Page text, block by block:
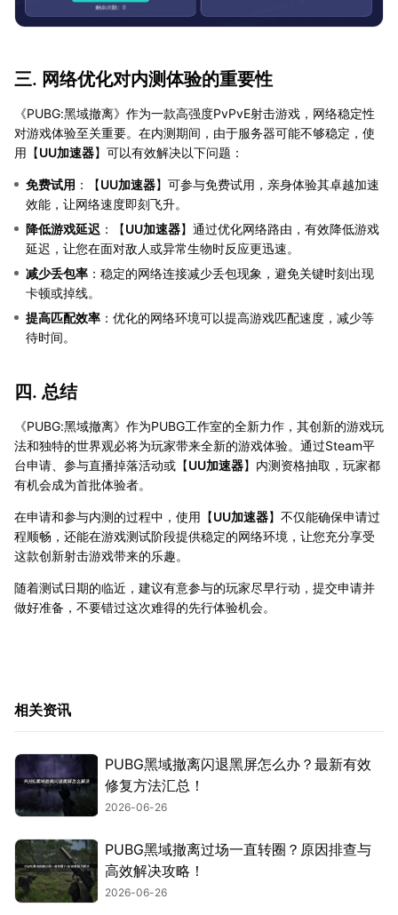
三. 网络优化对内测体验的重要性
《PUBG:黑域撤离》作为一款高强度PvPvE射击游戏，网络稳定性
对游戏体验至关重要。在内测期间，由于服务器可能不够稳定，使
用【UU加速器】可以有效解决以下问题：
免费试用 ：【UU加速器】可参与免费试用，亲身体验其卓越加速
效能，让网络速度即刻飞升。
降低游戏延迟 ：【UU加速器】通过优化网络路由，有效降低游戏
延迟，让您在面对敌人或异常生物时反应更迅速。
减少丢包率 ：稳定的网络连接减少丢包现象，避免关键时刻出现
卡顿或掉线。
提高匹配效率 ：优化的网络环境可以提高游戏匹配速度，减少等
待时间。
四. 总结
《PUBG:黑域撤离》作为PUBG工作室的全新力作，其创新的游戏玩
法和独特的世界观必将为玩家带来全新的游戏体验。通过Steam平
台申请、参与直播掉落活动或【UU加速器】内测资格抽取，玩家都
有机会成为首批体验者。
在申请和参与内测的过程中，使用【UU加速器】不仅能确保申请过
程顺畅，还能在游戏测试阶段提供稳定的网络环境，让您充分享受
这款创新射击游戏带来的乐趣。
随着测试日期的临近，建议有意参与的玩家尽早行动，提交申请并
做好准备，不要错过这次难得的先行体验机会。
相关资讯
PUBG黑域撤离闪退黑屏怎么办？最新有效
修复方法汇总！
2026-06-26
PUBG黑域撤离过场一直转圈？原因排查与
高效解决攻略！
2026-06-26